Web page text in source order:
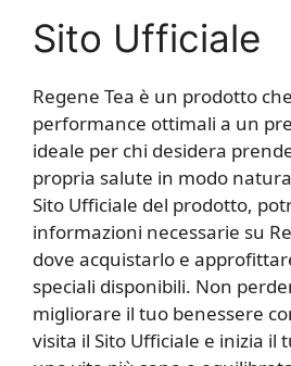
Sito Ufficiale
Regene Tea è un prodotto
performance ottimali a un
ideale per chi desidera
propria salute in modo
Sito Ufficiale del prodotto,
informazioni necessarie su
dove acquistarlo e
speciali disponibili. Non
migliorare il tuo benessere
visita il Sito Ufficiale e inizia il